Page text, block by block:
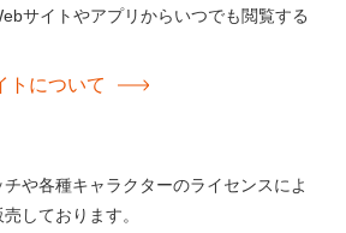
サイトやアプリからいつでも閲覧する
トについて
や各種キャラクターのライセンスによ
しております。